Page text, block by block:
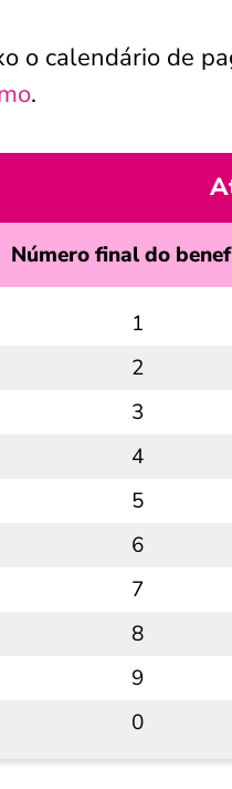
o calendário de
.
Número final do
1
2
3
4
5
6
7
8
9
0